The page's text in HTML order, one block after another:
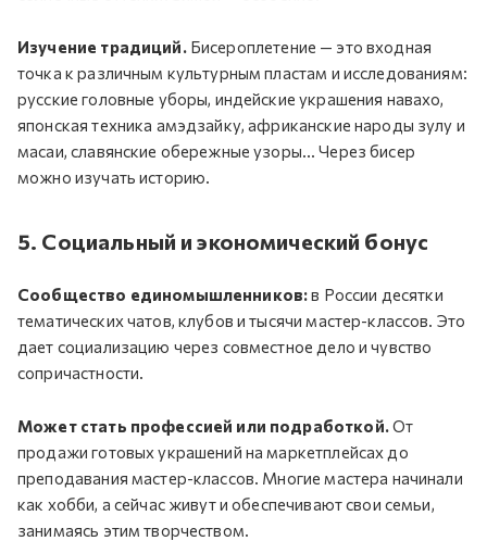
Изучение традиций.Бисероплетение — это входная
точка к различным культурным пластам и исследованиям:
русские головные уборы, индейские украшения навахо,
японская техника амэдзайку, африканские народы зулу и
масаи, славянские обережные узоры… Через бисер
можно изучать историю.
5. Социальный и экономический бонус
Сообщество единомышленников:в России десятки
тематических чатов, клубов и тысячи мастер-классов. Это
дает социализацию через совместное дело и чувство
сопричастности.
Может стать профессией или подработкой.От
продажи готовых украшений на маркетплейсах до
преподавания мастер-классов. Многие мастера начинали
как хобби, а сейчас живут и обеспечивают свои семьи,
занимаясь этим творчеством.